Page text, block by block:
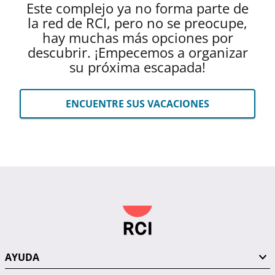
Este complejo ya no forma parte de
la red de RCI, pero no se preocupe,
hay muchas más opciones por
descubrir. ¡Empecemos a organizar
su próxima escapada!
ENCUENTRE SUS VACACIONES
AYUDA